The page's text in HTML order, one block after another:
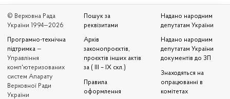
© Верховна Рада
України 1994—2026
Програмно-технічна
підтримка —
Управління
комп'ютеризованих
систем Апарату
Верховної Ради
України
Пошук за
реквізитами
Архів
законопроєктів,
проєктів інших актів
за ( III – IX скл.)
Правила
оформлення
Надано народним
депутатам України
Надано народним
депутатам України
документів до ЗП
Знаходяться на
опрацюванні в
комітетах